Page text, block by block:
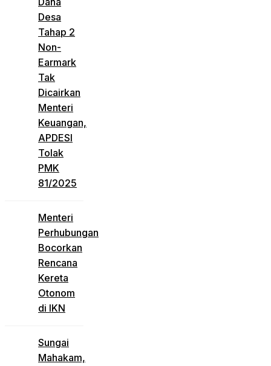
Desa
Tahap 2
Non-
Earmark
Tak
Dicairkan
Menteri
Keuangan,
APDESI
Tolak
PMK
81/2025
Menteri
Perhubungan
Bocorkan
Rencana
Kereta
Otonom
di IKN
Sungai
Mahakam,